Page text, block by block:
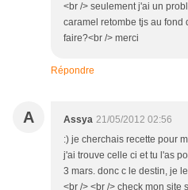
<br /> seulement j'ai un
caramel retombe tjs au fond
faire?<br /> merci
Répondre
A Assya 21/05/2012 02:56
:) je cherchais recette pour
j'ai trouve celle ci et tu l'as
3 mars. donc c le destin, je
<br /> <br /> check mon site